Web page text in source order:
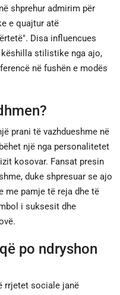
shprehur admirim për
e quajtur atë
Disa influencues
këshilla stilistike nga ajo,
në fushën e modës
prani të vazhdueshme në
një nga personalitetet
kosovar. Fansat presin
duke shpresuar se ajo
me pamje të reja dhe të
i suksesit dhe
po ndryshon
rrjetet sociale janë